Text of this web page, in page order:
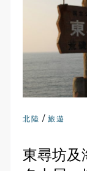
北陸 /旅遊
東尋坊及